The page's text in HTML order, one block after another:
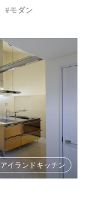
モダン
アイランドキッチン